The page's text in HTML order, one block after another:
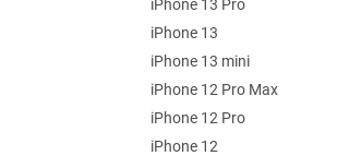
iPhone 13 Pro
iPhone 13
iPhone 13 mini
iPhone 12 Pro Max
iPhone 12 Pro
iPhone 12